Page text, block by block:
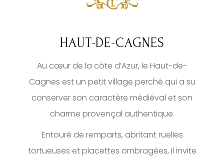
HAUT-DE-CAGNES
Au cœur de la côte d’Azur, le Haut-de-
Cagnes est un petit village perché qui a su
conserver son caractère médiéval et son
charme provençal authentique.
Entouré de remparts, abritant ruelles
tortueuses et placettes ombragées, il invite